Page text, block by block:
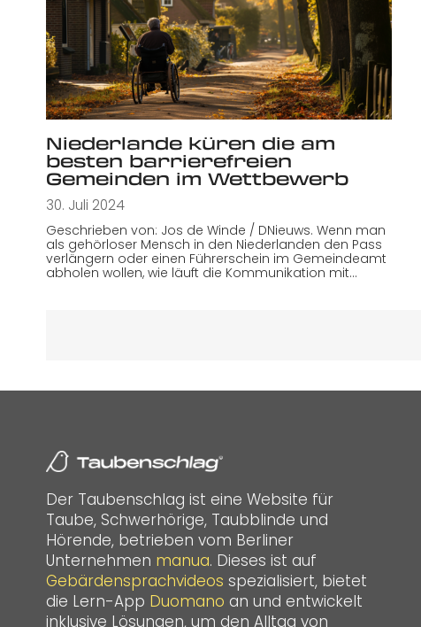
Niederlande küren die am
besten barrierefreien
Gemeinden im Wettbewerb
30. Juli 2024
Geschrieben von: Jos de Winde / DNieuws. Wenn man
als gehörloser Mensch in den Niederlanden den Pass
verlängern oder einen Führerschein im Gemeindeamt
abholen wollen, wie läuft die Kommunikation mit…
Der Taubenschlag ist eine Website für
Taube, Schwerhörige, Taubblinde und
Hörende, betrieben vom Berliner
Unternehmen manua. Dieses ist auf
Gebärdensprachvideos spezialisiert, bietet
die Lern-App Duomano an und entwickelt
inklusive Lösungen, um den Alltag von